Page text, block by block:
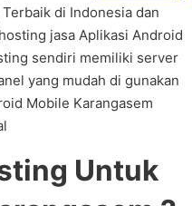
di Indonesia dan
jasa Aplikasi Android
sendiri memiliki server
yang mudah di gunakan
Mobile Karangasem
Untuk